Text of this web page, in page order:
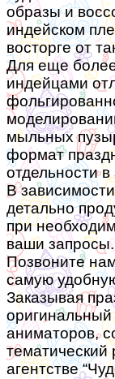
образы и
индейском
восторге от
Для еще
индейцами
мыльных
формат
отдельности
В
детально
при
ваши запросы.
Позвоните
самую
Заказывая
аниматоров,
тематический
агентстве